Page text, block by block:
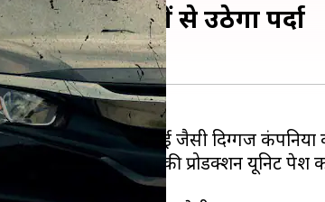
में इन नई कारों से उठेगा पर्दा
होंडा, महिंद्रा और हुंडई जैसी दिग्गज
RS कॉन्सेप्ट SUV की प्रोडक्शन यूनिट